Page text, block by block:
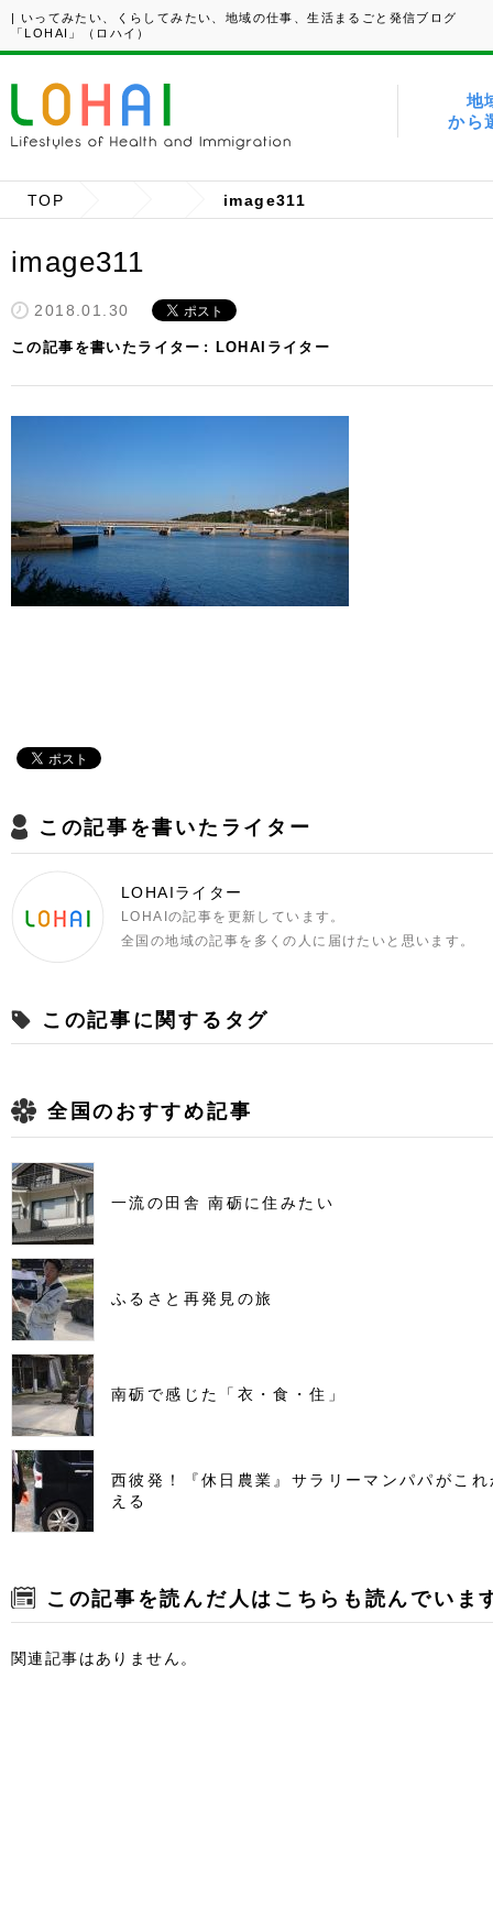
| いってみたい、くらしてみたい、地域の仕事、生活まるごと発信ブログ
「LOHAI」（ロハイ）
地
から
TOP image311
image311
2018.01.30
この記事を書いたライター LOHAIライター
この記事を書いたライター
LOHAIライター
LOHAIの記事を更新しています。
全国の地域の記事を多くの人に届けたいと思います。
この記事に関するタグ
全国のおすすめ記事
一流の田舎 南砺に住みたい
ふるさと再発見の旅
南砺で感じた「衣・食・住」
西彼発！『休日農業』サラリーマンパパがこ
える
この記事を読んだ人はこちらも読んでいま
関連記事はありません。